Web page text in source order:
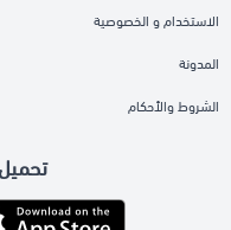
الاستخدام و الخصوصية
المدونة
الشروط والأحكام